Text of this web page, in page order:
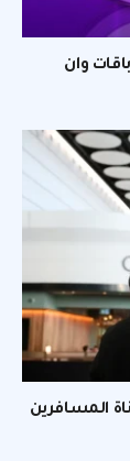
وان
المسافرين